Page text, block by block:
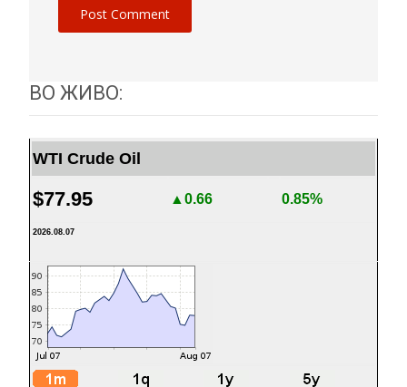
ВО ЖИВО:
WTI Crude Oil
$77.95 ▲0.66 0.85%
2026.08.07